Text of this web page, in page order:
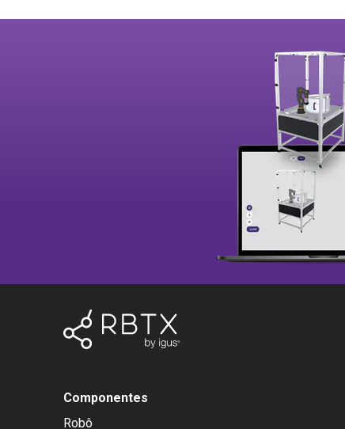
Componentes
Robô